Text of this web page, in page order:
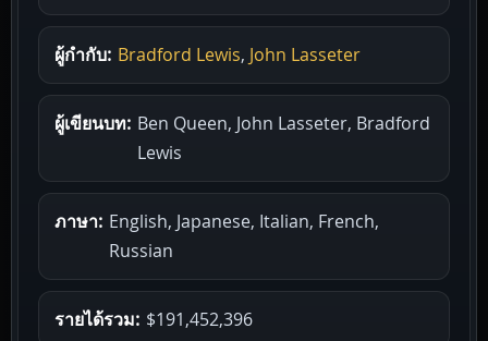
ผู้กำกับ: Bradford Lewis, John Lasseter
ผู้เขียนบท: Ben Queen, John Lasseter, Bradford
Lewis
ภาษา: English, Japanese, Italian, French,
Russian
รายได้รวม: $191,452,396